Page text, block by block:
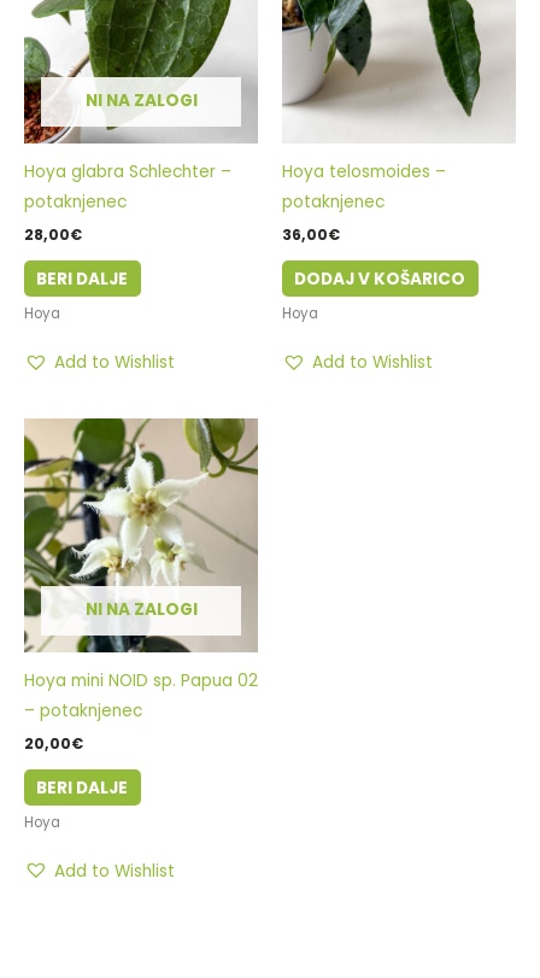
NI NA ZALOGI
Hoya glabra Schlechter –
potaknjenec
28,00€
BERI DALJE
Hoya
Add to Wishlist
Hoya telosmoides –
potaknjenec
36,00€
DODAJ V KOŠARICO
Hoya
Add to Wishlist
NI NA ZALOGI
Hoya mini NOID sp. Papua 02
– potaknjenec
20,00€
BERI DALJE
Hoya
Add to Wishlist